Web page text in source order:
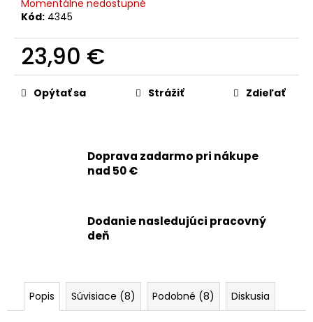
Momentálne nedostupné
Kód: 4345
23,90 €
Jednotková
cena:Opýtať sa Strážiť Zdieľať
Doprava zadarmo pri nákupe
nad 50 €
Dodanie nasledujúci pracovný
deň
Popis Súvisiace (8) Podobné (8) Diskusia
USB-
C
DÁTOVÝ
KÁBEL
(2M)
MLL82ZM/A
ORIGINAL